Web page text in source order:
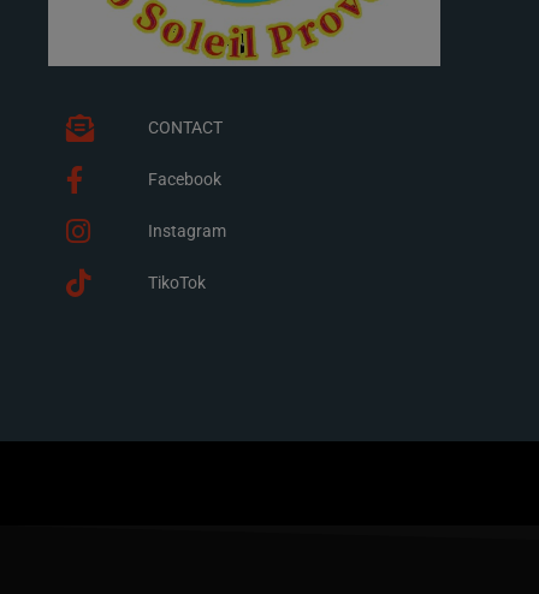
CONTACT
Facebook
Instagram
TikoTok